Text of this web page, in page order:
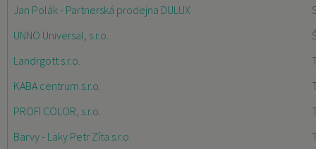
Jan Polák - Partnerská prodejna DULUX
UNNO Universal, s.r.o.
Landrgott s.r.o.
KABA centrum s.r.o.
PROFI COLOR, s.r.o.
Barvy - Laky Petr Zíta s.r.o.